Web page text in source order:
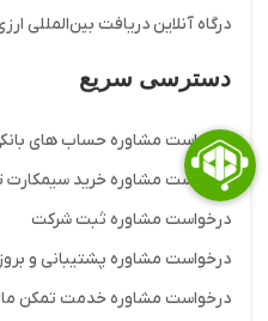
درگاه آنلاین دریافت بین‌المللی
دسترسی سریع
درخواست مشاوره حساب های
درخواست مشاوره خرید سیمکارت
درخواست مشاوره ثبت شرکت
درخواست مشاوره پشتیبانی و
درخواست مشاوره خدمت تمکن